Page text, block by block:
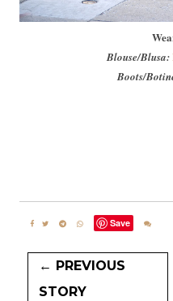
Blouse/Blusa:
Boots/
Save
← PREVIOUS
STORY